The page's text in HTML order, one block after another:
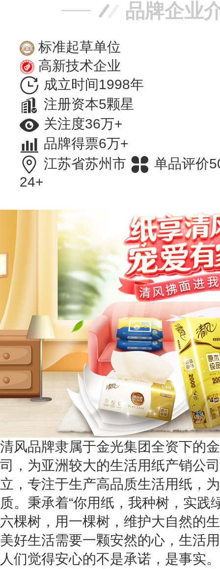
品牌企业
标准起草单位
高新技术企业
成立时间1998年
注册资本5颗星
关注度36万+
品牌得票6万+
江苏省苏州市
单品评价
24+
清风品牌隶属于金光集团全资下的
司，为亚洲较大的生活用纸产销公
立，专注于生产高品质生活用纸，
质。秉承着“你用纸，我种树，实践
六棵树，用一棵树，维护大自然的
美好生活需要一颗安然的心，生活
人们觉得安心的不是承诺，是事实